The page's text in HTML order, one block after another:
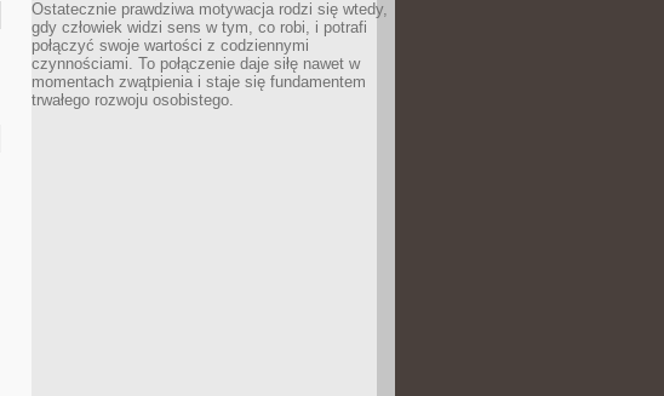
Ostatecznie prawdziwa motywacja rodzi się wtedy,
gdy człowiek widzi sens w tym, co robi, i potrafi
połączyć swoje wartości z codziennymi
czynnościami. To połączenie daje siłę nawet w
momentach zwątpienia i staje się fundamentem
trwałego rozwoju osobistego.